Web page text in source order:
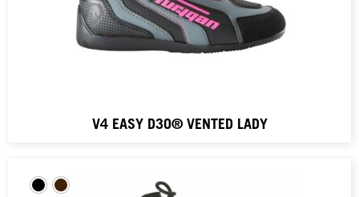
V4 EASY D3O® VENTED LADY